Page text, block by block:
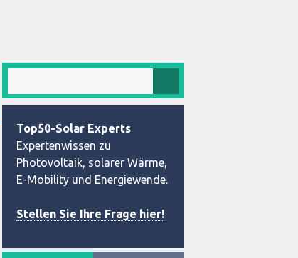
Top50-Solar Experts
Expertenwissen zu
Photovoltaik, solarer Wärme,
E-Mobility und Energiewende.
Stellen Sie Ihre Frage hier!